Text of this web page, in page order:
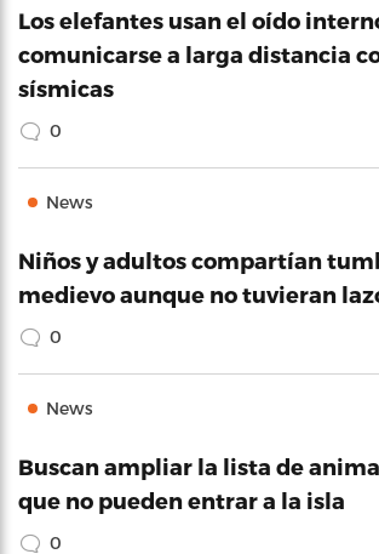
Los elefantes usan el oído
comunicarse a larga distancia
sísmicas
0
News
Niños y adultos compartían
medievo aunque no tuvieran
0
News
Buscan ampliar la lista de
que no pueden entrar a la isla
0